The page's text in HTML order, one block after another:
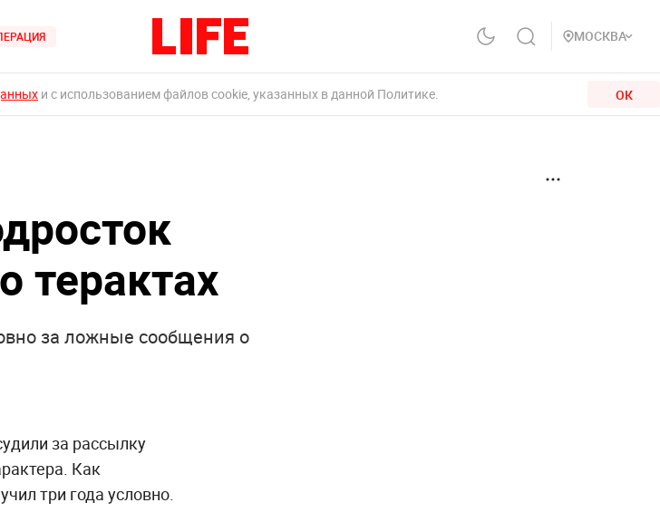
МОСКВА
и с использованием файлов cookie, указанных в данной Политике. ОК
терактах
за ложные сообщения о
за рассылку
Как
три года условно.